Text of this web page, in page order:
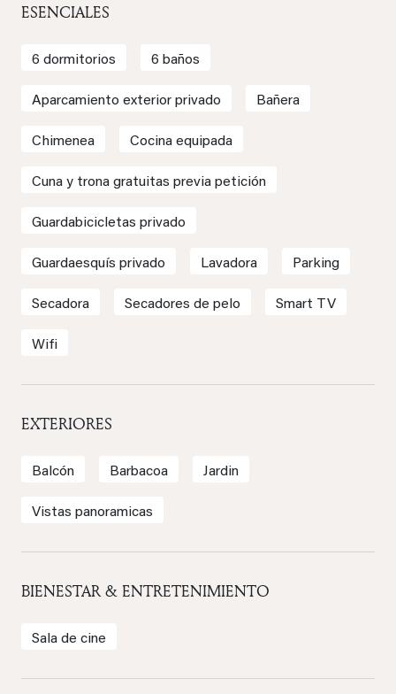
ESENCIALES
6 dormitorios 6 baños
Aparcamiento exterior privado Bañera
Chimenea Cocina equipada
Cuna y trona gratuitas previa petición
Guardabicicletas privado
Guardaesquís privado Lavadora Parking
Secadora Secadores de pelo Smart TV
Wifi
EXTERIORES
Balcón Barbacoa Jardin
Vistas panoramicas
BIENESTAR & ENTRETENIMIENTO
Sala de cine